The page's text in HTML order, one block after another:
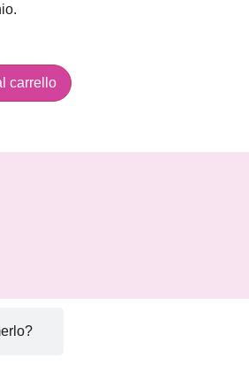
carrello